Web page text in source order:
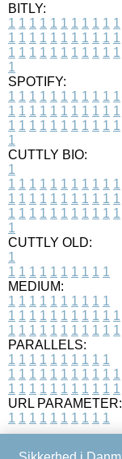
BITLY:
1 1 1 1 1 1 1 1 1 1 1
1 1 1 1 1 1 1 1 1 1 1
1 1 1 1 1 1 1 1 1 1 1
1
SPOTIFY:
1 1 1 1 1 1 1 1 1 1 1
1 1 1 1 1 1 1 1 1 1 1
1 1 1 1 1 1 1 1 1 1 1
1
CUTTLY BIO:
1
1 1 1 1 1 1 1 1 1 1 1
1 1 1 1 1 1 1 1 1 1 1
1 1 1 1 1 1 1 1 1 1 1
1
CUTTLY OLD:
1
1 1 1 1 1 1 1 1 1 1
MEDIUM:
1 1 1 1 1 1 1 1 1 1
1 1 1 1 1 1 1 1 1 1 1
1 1 1 1 1 1 1 1 1 1 1
PARALLELS:
1 1 1 1 1 1 1 1 1 1
1 1 1 1 1 1 1 1 1 1 1
1 1 1 1 1 1 1 1 1 1 1
URL PARAMETER:
1 1 1 1 1 1 1 1 1 1